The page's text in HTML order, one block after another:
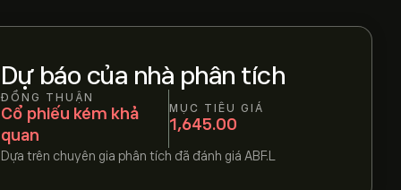
Dự báo của nhà phân tích
ĐỒNG THUẬN
Cổ phiếu kém khả
quan
MỤC TIÊU GIÁ
1,645.00
Dựa trên chuyên gia phân tích đã đánh giá ABF.L